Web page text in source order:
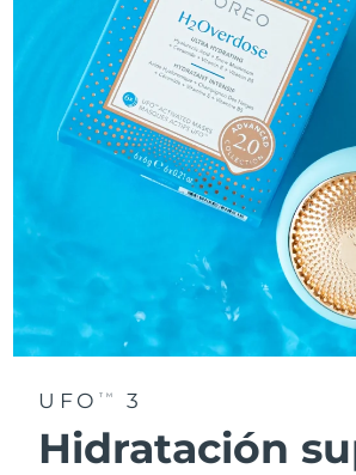
UFO TM 3
Hidratación